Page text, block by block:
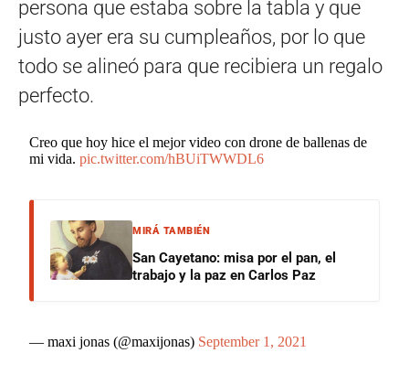
persona que estaba sobre la tabla y que
justo ayer era su cumpleaños, por lo que
todo se alineó para que recibiera un regalo
perfecto.
Creo que hoy hice el mejor video con drone de ballenas de
mi vida.pic.twitter.com/hBUiTWWDL6
MIRÁ TAMBIÉN
San Cayetano: misa por el pan, el
trabajo y la paz en Carlos Paz
— maxi jonas (@maxijonas) September 1, 2021